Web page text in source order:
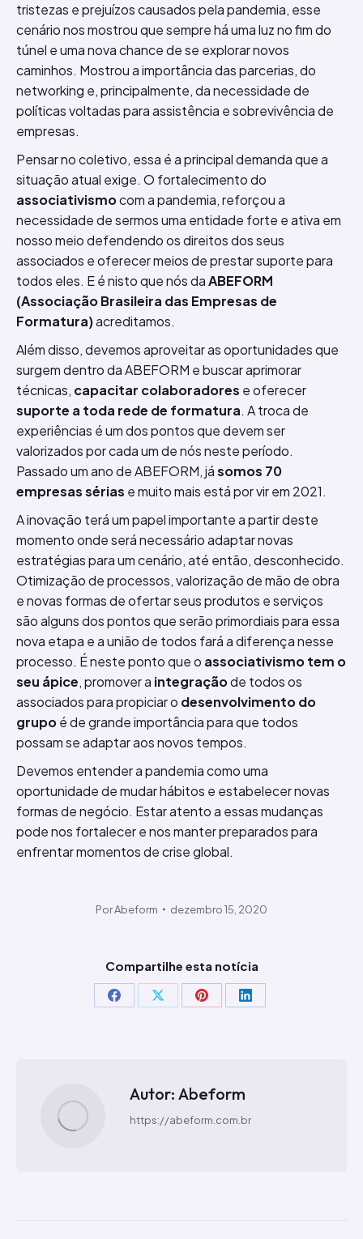
tristezas e prejuízos causados pela pandemia, esse
cenário nos mostrou que sempre há uma luz no fim do
túnel e uma nova chance de se explorar novos
caminhos. Mostrou a importância das parcerias, do
networking e, principalmente, da necessidade de
políticas voltadas para assistência e sobrevivência de
empresas.
Pensar no coletivo, essa é a principal demanda que a
situação atual exige. O fortalecimento do
associativismocom a pandemia, reforçou a
necessidade de sermos uma entidade forte e ativa em
nosso meio defendendo os direitos dos seus
associados e oferecer meios de prestar suporte para
todos eles. E é nisto que nós daABEFORM
(Associação Brasileira das Empresas de
Formatura)acreditamos.
Além disso, devemos aproveitar as oportunidades que
surgem dentro da ABEFORM e buscar aprimorar
técnicas, capacitar colaboradores e oferecer
suporte a toda rede de formatura. A troca de
experiências é um dos pontos que devem ser
valorizados por cada um de nós neste período.
Passado um ano de ABEFORM, jásomos 70
empresassérias e muito mais está por vir em 2021.
A inovação terá um papel importante a partir deste
momento onde será necessário adaptar novas
estratégias para um cenário, até então, desconhecido.
Otimização de processos, valorização de mão de obra
e novas formas de ofertar seus produtos e serviços
são alguns dos pontos que serão primordiais para essa
nova etapa e a união de todos fará a diferença nesse
processo. É neste ponto que o associativismo tem o
seu ápice, promover a integraçãode todos os
associados para propiciar o desenvolvimento do
grupoé de grande importância para que todos
possam se adaptar aos novos tempos.
Devemos entender a pandemia como uma
oportunidade de mudar hábitos e estabelecer novas
formas de negócio. Estar atento a essas mudanças
pode nos fortalecer e nos manter preparados para
enfrentar momentos de crise global.
PorAbeform dezembro 15, 2020
Compartilhe esta notícia
CompartilharCompartilharCompartilharCompartilhar
Autor: Abeform
https://abeform.com.br